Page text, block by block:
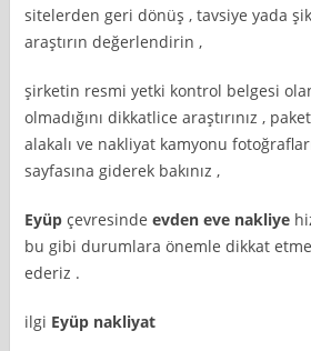
sitelerden geri dönüş , tavsiye yada
araştırın değerlendirin ,
şirketin resmi yetki kontrol belgesi
olmadığını dikkatlice araştırınız ,
alakalı ve nakliyat kamyonu
sayfasına giderek bakınız ,
Eyüp çevresindeevden eve nakliye
bu gibi durumlara önemle dikkat
ederiz .
ilgi Eyüp nakliyat